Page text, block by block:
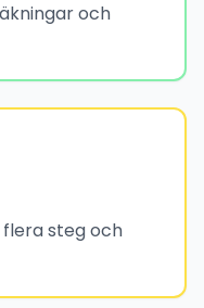
och
steg och